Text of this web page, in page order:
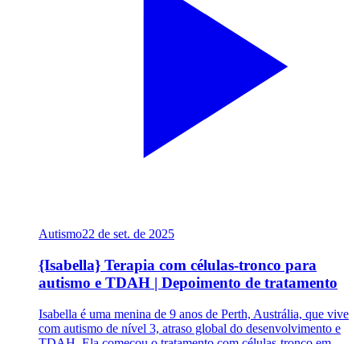
Autismo22 de set. de 2025
{Isabella} Terapia com células-tronco para
autismo e TDAH | Depoimento de tratamento
Isabella é uma menina de 9 anos de Perth, Austrália, que vive
com autismo de nível 3, atraso global do desenvolvimento e